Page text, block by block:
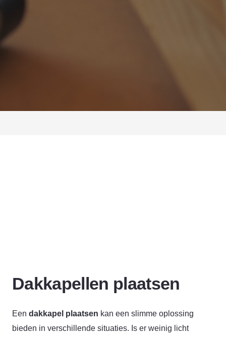
Dakkapellen plaatsen
Een dakkapel plaatsen kan een slimme oplossing
bieden in verschillende situaties. Is er weinig licht